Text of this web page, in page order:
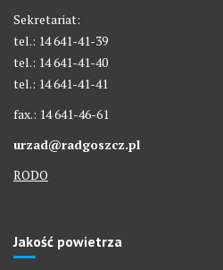
Sekretariat:
tel.: 14 641-41-39
tel.: 14 641-41-40
tel.: 14 641-41-41
fax.: 14 641-46-61
urzad@radgoszcz.pl
RODO
Jakość powietrza